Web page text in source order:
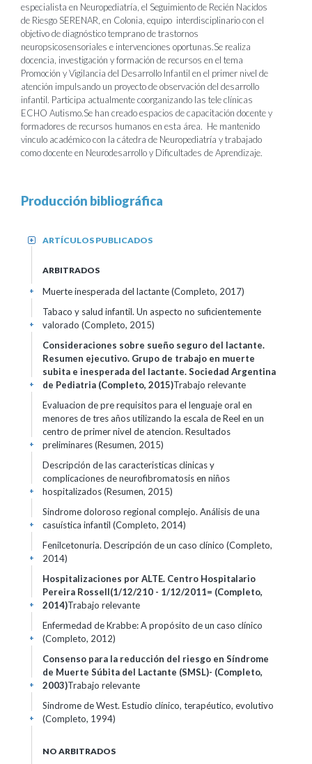
especialista en Neuropediatría, el Seguimiento de Recién Nacidos
de Riesgo SERENAR, en Colonia, equipo interdisciplinario con el
objetivo de diagnóstico temprano de trastornos
neuropsicosensoriales e intervenciones oportunas.Se realiza
docencia, investigación y formación de recursos en el tema
Promoción y Vigilancia del Desarrollo Infantil en el primer nivel de
atención impulsando un proyecto de observación del desarrollo
infantil. Participa actualmente coorganizando las tele clínicas
ECHO Autismo.Se han creado espacios de capacitación docente y
formadores de recursos humanos en esta área. He mantenido
vinculo académico con la cátedra de Neuropediatría y trabajado
como docente en Neurodesarrollo y Dificultades de Aprendizaje.
Producción bibliográfica
ARTÍCULOS PUBLICADOS
+
ARBITRADOS
Muerte inesperada del lactante (Completo, 2017)
+
Tabaco y salud infantil. Un aspecto no suficientemente
valorado (Completo, 2015)
+
Consideraciones sobre sueño seguro del lactante.
Resumen ejecutivo. Grupo de trabajo en muerte
subita e inesperada del lactante. Sociedad Argentina
de Pediatria (Completo, 2015)Trabajo relevante
+
Evaluacion de pre requisitos para el lenguaje oral en
menores de tres años utilizando la escala de Reel en un
centro de primer nivel de atencion. Resultados
preliminares (Resumen, 2015)
+
Descripción de las caracteristicas clinicas y
complicaciones de neurofibromatosis en niños
hospitalizados (Resumen, 2015)
+
Sindrome doloroso regional complejo. Análisis de una
casuística infantil (Completo, 2014)
+
Fenilcetonuria. Descripción de un caso clínico (Completo,
2014)
+
Hospitalizaciones por ALTE. Centro Hospitalario
Pereira Rossell(1/12/210 - 1/12/2011= (Completo,
2014)Trabajo relevante
+
Enfermedad de Krabbe: A propósito de un caso clínico
(Completo, 2012)
+
Consenso para la reducción del riesgo en Síndrome
de Muerte Súbita del Lactante (SMSL)- (Completo,
2003)Trabajo relevante
+
Sindrome de West. Estudio clínico, terapéutico, evolutivo
(Completo, 1994)
+
NO ARBITRADOS